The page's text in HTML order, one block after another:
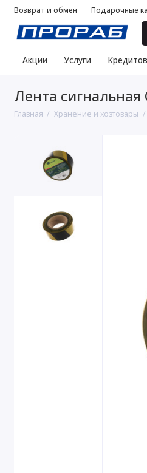
Возврат и обмен Подарочные
Акции Услуги
Лента
Главная Хранение и хозтовары